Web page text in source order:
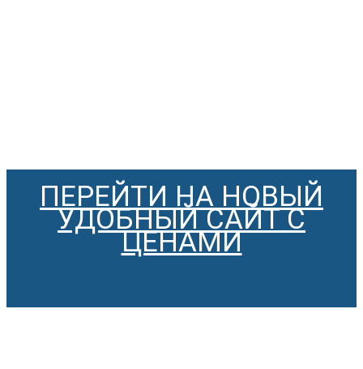
ПЕРЕЙТИ НА НОВЫЙ
УДОБНЫЙ САЙТ С
ЦЕНАМИ